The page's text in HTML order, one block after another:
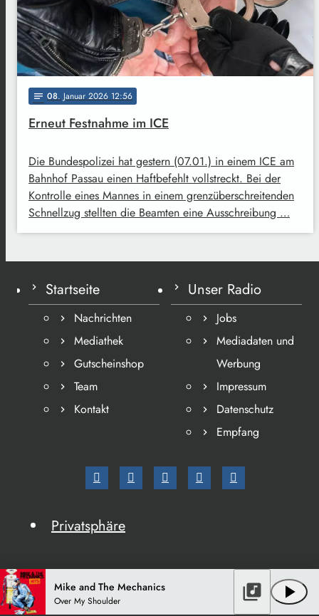
notes 08. Januar 2026 12:56
Erneut Festnahme im ICE
Die Bundespolizei hat gestern (07.01.) in einem ICE am
Bahnhof Passau einen Haftbefehlt vollstreckt. Bei der
Kontrolle eines Mannes in einem grenzüberschreitenden
Schnellzug stellten die Beamten eine Ausschreibung …
Startseite
Nachrichten
Mediathek
Gutscheinshop
Team
Kontakt
Unser Radio
Jobs
Mediadaten und
Werbung
Impressum
Datenschutz
Empfang
Privatsphäre
Mike and The Mechanics
Over My Shoulder play_arrow
library_music